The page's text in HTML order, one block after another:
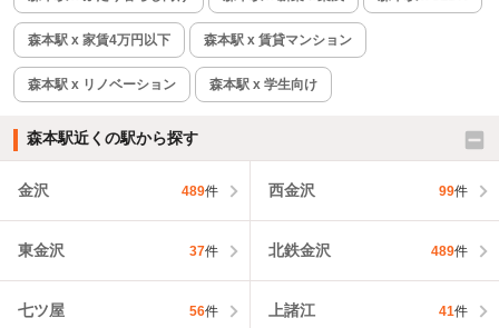
森本駅 x 家賃4万円以下 森本駅 x 賃貸マンション
森本駅 x リノベーション 森本駅 x 学生向け
森本駅近くの駅から探す
金沢 489件 西金沢 99件
東金沢 37件 北鉄金沢 489件
七ツ屋 56件 上諸江 41件